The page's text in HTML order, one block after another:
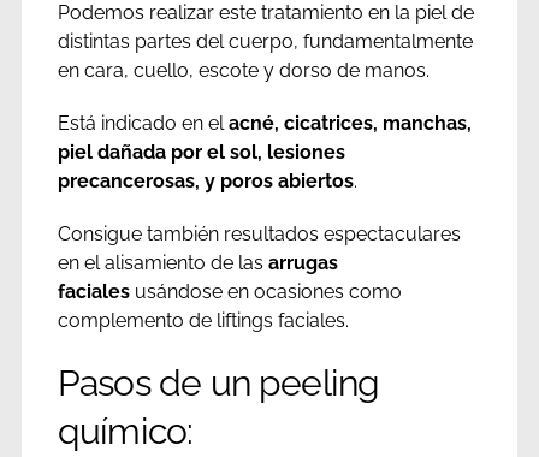
Podemos realizar este tratamiento en la piel de
distintas partes del cuerpo, fundamentalmente
en cara, cuello, escote y dorso de manos.
Está indicado en elacné, cicatrices, manchas,
piel dañada por el sol, lesiones
precancerosas, y poros abiertos.
Consigue también resultados espectaculares
en el alisamiento de las arrugas
facialesusándose en ocasiones como
complemento de liftings faciales.
Pasos de un peeling
químico: